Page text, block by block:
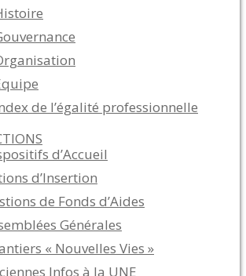
de l’égalité professionnelle
d’Accueil
d’Insertion
de Fonds d’Aides
Générales
« Nouvelles Vies »
Infos à la UNE